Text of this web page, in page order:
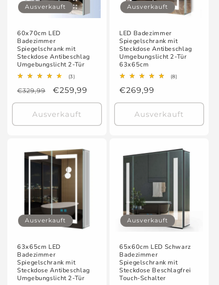
Ausverkauft
60x70cm LED
Badezimmer
Spiegelschrank mit
Steckdose Antibeschlag
Umgebungslicht 2-Tür
(3)3
insgesamt
Normaler
Preis
€329,99 Verkaufspreis
€259,99
Ausverkauft
Ausverkauft
LED Badezimmer
Spiegelschrank mit
Steckdose Antibeschlag
Umgebungslicht 2-Tür
63x65cm
(8)8
Normaler
Preis
€269,99
Ausverkauft
Ausverkauft
63x65cm LED
Badezimmer
Spiegelschrank mit
Steckdose Antibeschlag
Umgebungslicht 2-Tür
Ausverkauft
65x60cm LED Schwarz
Badezimmer
Spiegelschrank mit
Steckdose Beschlagfrei
Touch-Schalter